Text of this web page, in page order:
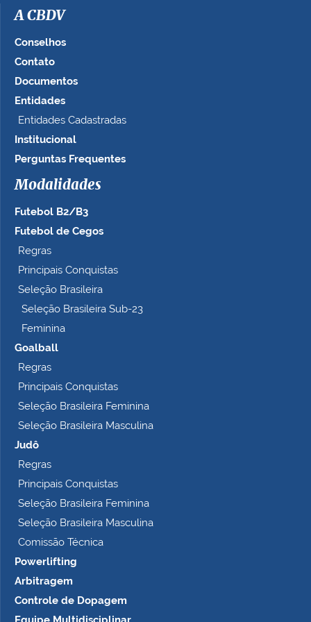
a
e
o
t
a
n
o
o
m
e
t
A CBDV
Conselhos
Contato
Documentos
Entidades
Entidades Cadastradas
Institucional
Perguntas Frequentes
Modalidades
Futebol B2/B3
Futebol de Cegos
Regras
Principais Conquistas
Seleção Brasileira
Seleção Brasileira Sub-23
Feminina
Goalball
Regras
Principais Conquistas
Seleção Brasileira Feminina
Seleção Brasileira Masculina
Judô
Regras
Principais Conquistas
Seleção Brasileira Feminina
Seleção Brasileira Masculina
Comissão Técnica
Powerlifting
Arbitragem
Controle de Dopagem